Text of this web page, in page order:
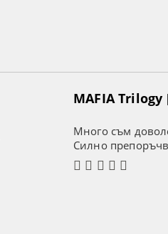
MAFIA Trilogy
Много съм
Силно